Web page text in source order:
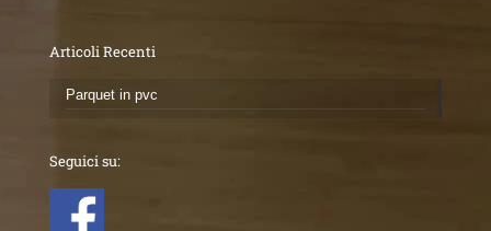
Articoli Recenti
Parquet in pvc
Seguici su: